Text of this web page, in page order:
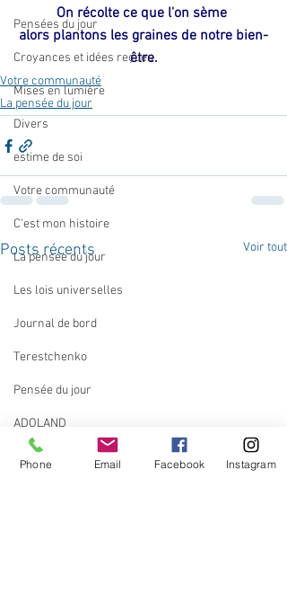
Pensées du jour
Croyances et idées reçues
Mises en lumière
Divers
estime de soi
Votre communauté
C'est mon histoire
La pensée du jour
Les lois universelles
Journal de bord
Terestchenko
Pensée du jour
ADOLAND
On récolte ce que l'on sème
alors plantons les graines de notre bien-
être.
Votre communauté
La pensée du jour
Posts récents Voir tout
Phone Email Facebook Instagram